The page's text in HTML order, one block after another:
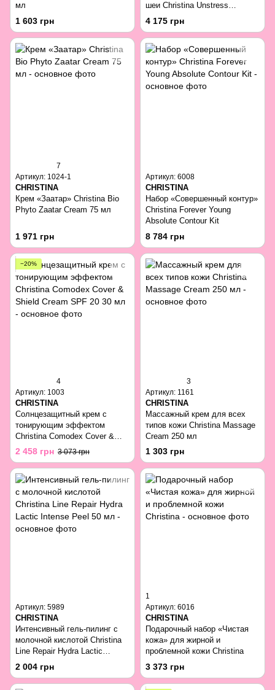
мл
1 603 грн
шеи Christina Unstress
Harmonizing Night Cream For
Eye and Neck 30 мл
4 175 грн
7
Артикул: 1024-1
CHRISTINA
Крем «Заатар» Christina Bio
Phyto Zaatar Cream 75 мл
1 971 грн
Артикул: 6008
CHRISTINA
Набор «Совершенный контур»
Christina Forever Young
Absolute Contour Kit
8 784 грн
−20%
4
Артикул: 1003
CHRISTINA
Солнцезащитный крем с
тонирующим эффектом
Christina Comodex Cover &
Shield Cream SPF 20 30 мл
2 458 грн 3 073 грн
3
Артикул: 1161
CHRISTINA
Массажный крем для всех
типов кожи Christina Massage
Cream 250 мл
1 303 грн
Артикул: 5989
CHRISTINA
Интенсивный гель-пилинг с
молочной кислотой Christina
Line Repair Hydra Lactic
Intense Peel 50 мл
2 004 грн
1
Артикул: 6016
CHRISTINA
Подарочный набор «Чистая
кожа» для жирной и
проблемной кожи Christina
3 373 грн